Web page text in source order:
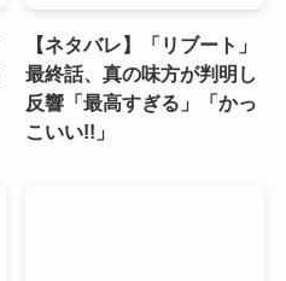
【ネタバレ】「リブート」
最終話、真の味方が判明し
反響「最高すぎる」「かっ
こいい!!」